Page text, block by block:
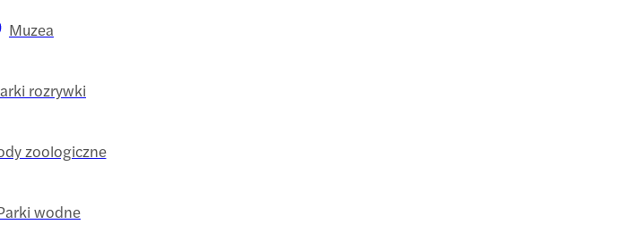
Muzea
rozrywki
zoologiczne
wodne